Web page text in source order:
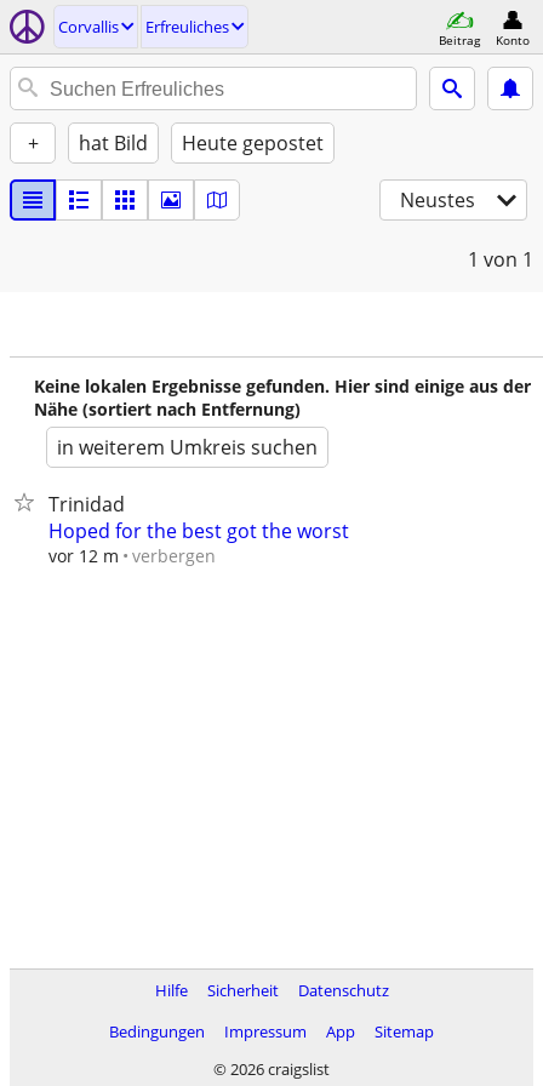
Corvallis Erfreuliches
Beitrag Konto
+ hat Bild Heute gepostet
Neustes
1 von 1
Keine lokalen Ergebnisse gefunden. Hier sind einige aus der
Nähe (sortiert nach Entfernung)
in weiterem Umkreis suchen
Trinidad
Hoped for the best got the worst
vor 12 m verbergen
Hilfe Sicherheit
Datenschutz
Bedingungen
Impressum App
Sitemap
© 2026 craigslist